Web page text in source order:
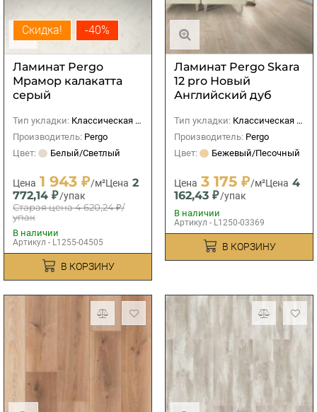
Скидка! -40%
Ламинат Pergo
Мрамор калакатта
серый
Тип укладки: Классическая (прямая)
Производитель: Pergo
Цвет:
Белый/Светлый
Цена 1 943 ₽/м²Цена 2
772,14 ₽/упак
Старая цена4 620,24 ₽/
упак
В наличии
Артикул - L1255-04505
В КОРЗИНУ
Ламинат Pergo Skara
12 pro Новый
Английский дуб
Тип укладки: Классическая (прямая)
Производитель: Pergo
Цвет:
Бежевый/Песочный
Цена 3 175 ₽/м²Цена 4
162,43 ₽/упак
В наличии
Артикул - L1250-03369
В КОРЗИНУ